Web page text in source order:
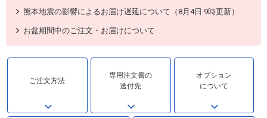
熊本地震の影響によるお届け遅延について（8月4日 9時更新）
お盆期間中のご注文・お届けについて
ご注文方法
専用注文書の
送付先
オプション
について